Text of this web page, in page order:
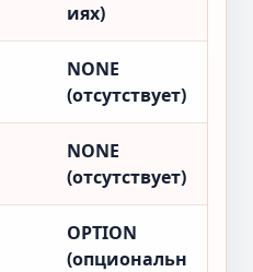
иях)
NONE
(отсутствует)
NONE
(отсутствует)
OPTION
(опциональн